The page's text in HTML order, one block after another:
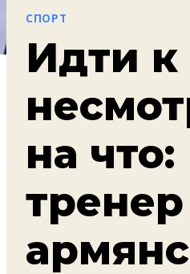
СПОРТ
Идти к
на что:
тренер